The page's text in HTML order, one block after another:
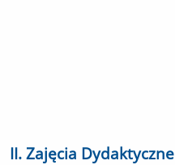
II. Zajęcia Dydaktyczne